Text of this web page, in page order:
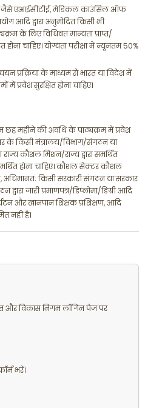
एआईसीटीई, मेडिकल काउंसिल ऑफ
आदि द्वारा अनुमोदित किसी भी
के लिए विधिवत मान्यता प्राप्त/
होना चाहिए। योग्यता परीक्षा में न्यूनतम 50%
प्रक्रिया के माध्यम से भारत या विदेश में
प्रवेश सुरक्षित होना चाहिए।
छह महीने की अवधि के पाठ्यक्रम में प्रवेश
के किसी मंत्रालय/विभाग/संगठन या
कौशल मिशन/राज्य द्वारा समर्थित
होना चाहिए। कौशल सेक्टर कौशल
अधिमानतः किसी सरकारी संगठन या सरकार
द्वारा जारी प्रमाणपत्र/डिप्लोमा/डिग्री आदि
और खानपान शिक्षक प्रशिक्षण, आदि
नहीं है।
और विकास निगम लॉगिन पेज पर
भरें।